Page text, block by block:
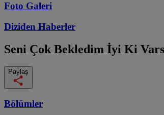
Foto Galeri
Diziden Haberler
Seni Çok Bekledim İyi Ki
Paylaş
Bölümler